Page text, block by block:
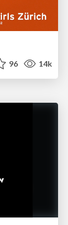
96 14k